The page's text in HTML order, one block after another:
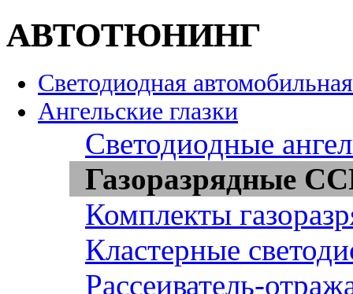
АВТОТЮНИНГ
Светодиодная
Ангельские глазки
Светодиодные
Газоразрядные
Комплекты
Кластерные
Рассеиватель-